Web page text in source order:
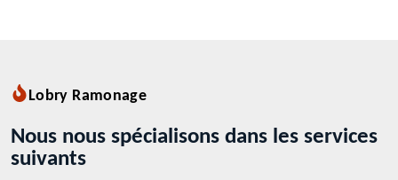
Lobry Ramonage
Nous nous spécialisons dans les services
suivants